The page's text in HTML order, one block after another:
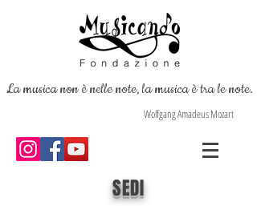
La musica non è nelle note, la musica è tra le note.
Wolfgang Amadeus Mozart
SEDI